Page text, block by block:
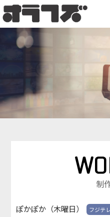
制
ぽかぽか（木曜日） フジテ